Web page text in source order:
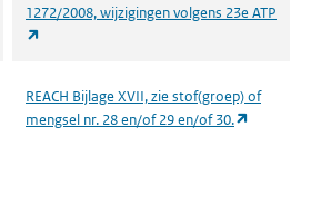
1272/2008, wijzigingen volgens 23e ATP
REACH Bijlage XVII, zie stof(groep) of
mengsel nr. 28 en/of 29 en/of 30.